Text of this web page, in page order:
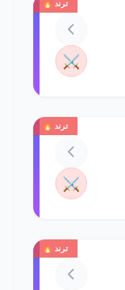
ترند 🔥
⚔️
ترند 🔥
⚔️
ترند 🔥